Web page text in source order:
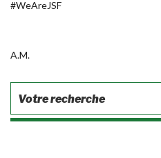
#WeAreJSF
A.M.